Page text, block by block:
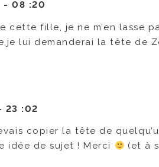
-08 :20
fille, je ne m’en lasse
lui demanderai la tête de
23 :02
copier la tête de
idée de sujet ! Merci
(et à